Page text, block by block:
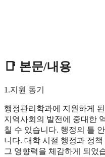
📑 본문/내용
1.지원 동기
행정관리학과에 지원하게
지역사회의 발전에 중대한
칠 수 있습니다. 행정의 틀
니다. 대학 시절 행정과 정
그 영향력을 체감하게 되었